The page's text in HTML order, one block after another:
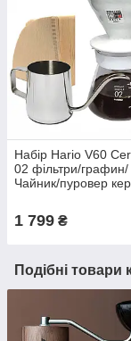
Набір Hario V60
02 фільтри/графин/
Чайник/пуровер
1 799 ₴
Подібні товари